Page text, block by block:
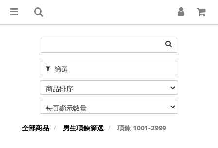
篩選
全部商品 男生項鍊篩選 項鍊 1001-2999